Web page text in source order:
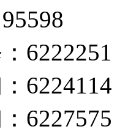
6222251
6224114
6227575